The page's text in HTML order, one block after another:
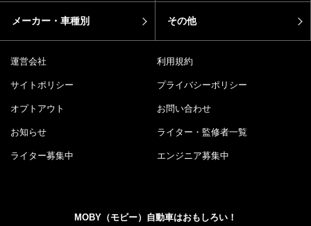
メーカー・車種別 その他
運営会社 利用規約
サイトポリシー プライバシーポリシー
オプトアウト お問い合わせ
お知らせ ライター・監修者一覧
ライター募集中 エンジニア募集中
MOBY（モビー）自動車はおもしろい！